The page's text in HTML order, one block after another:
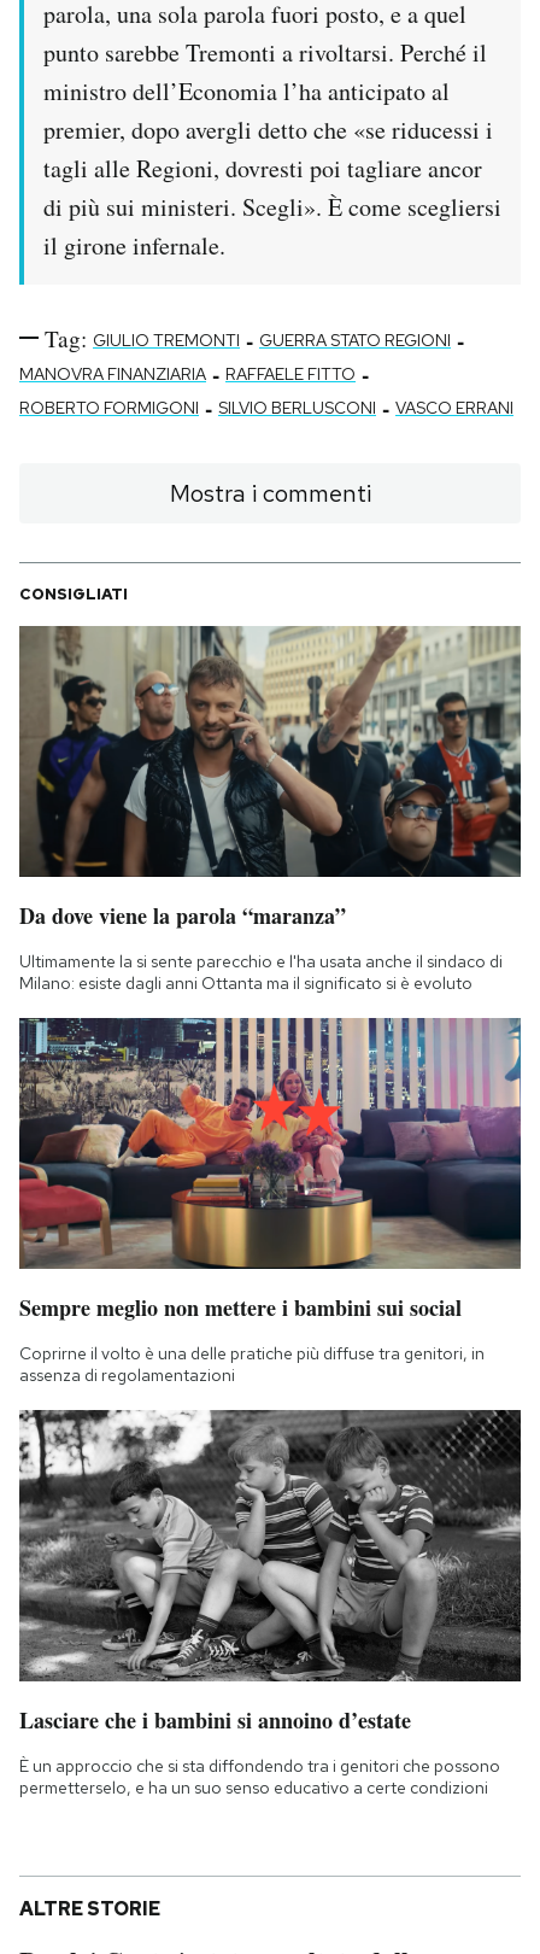
parola, una sola parola fuori posto, e a quel
punto sarebbe Tremonti a rivoltarsi. Perché il
ministro dell’Economia l’ha anticipato al
premier, dopo avergli detto che «se riducessi i
tagli alle Regioni, dovresti poi tagliare ancor
di più sui ministeri. Scegli». È come scegliersi
il girone infernale.
Tag: GIULIO TREMONTI - GUERRA STATO REGIONI -
MANOVRA FINANZIARIA - RAFFAELE FITTO -
ROBERTO FORMIGONI - SILVIO BERLUSCONI - VASCO ERRANI
Mostra i commenti
CONSIGLIATI
Da dove viene la parola “maranza”
Ultimamente la si sente parecchio e l'ha usata anche il sindaco di
Milano: esiste dagli anni Ottanta ma il significato si è evoluto
Sempre meglio non mettere i bambini sui social
Coprirne il volto è una delle pratiche più diffuse tra genitori, in
assenza di regolamentazioni
Lasciare che i bambini si annoino d’estate
È un approccio che si sta diffondendo tra i genitori che possono
permetterselo, e ha un suo senso educativo a certe condizioni
ALTRE STORIE